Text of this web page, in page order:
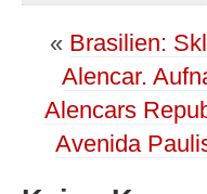
« Brasilien:
Alencar.
Alencars
Avenida